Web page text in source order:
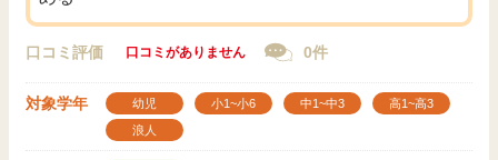
口コミ評価 口コミがありません 0件
対象学年 幼児 小1~小6 中1~中3
高1~高3
浪人